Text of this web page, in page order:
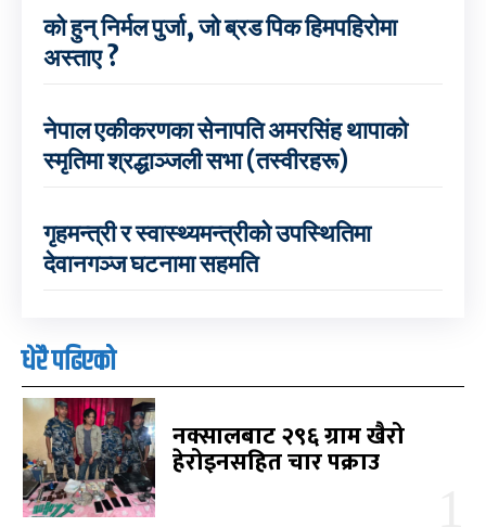
को हुन् निर्मल पुर्जा, जो ब्रड पिक हिमपहिरोमा
अस्ताए ?
नेपाल एकीकरणका सेनापति अमरसिंह थापाको
स्मृतिमा श्रद्धाञ्जली सभा (तस्वीरहरू)
गृहमन्त्री र स्वास्थ्यमन्त्रीको उपस्थितिमा
देवानगञ्ज घटनामा सहमति
धेरै पढिएको
नक्सालबाट २९६ ग्राम खैरो
हेरोइनसहित चार पक्राउ